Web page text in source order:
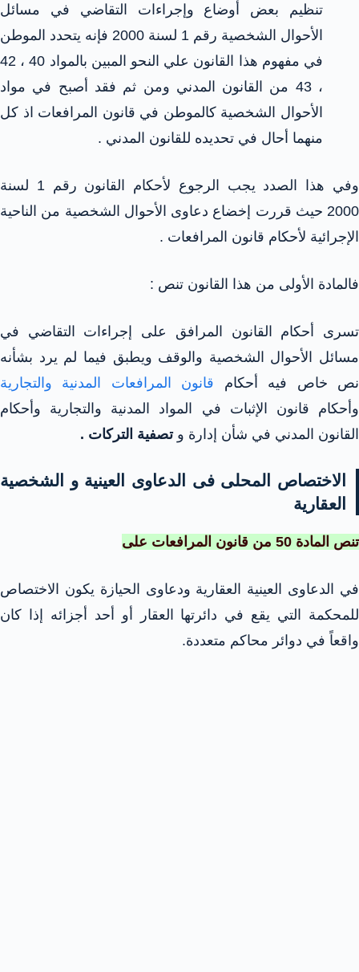
تنظيم بعض أوضاع وإجراءات التقاضي في مسائل
الأحوال الشخصية رقم 1 لسنة 2000 فإنه يتحدد الموطن
في مفهوم هذا القانون علي النحو المبين بالمواد 40 ، 42
، 43 من القانون المدني ومن ثم فقد أصبح في مواد
الأحوال الشخصية كالموطن في قانون المرافعات اذ كل
منهما أحال في تحديده للقانون المدني .
وفي هذا الصدد يجب الرجوع لأحكام القانون رقم 1 لسنة
2000 حيث قررت إخضاع دعاوى الأحوال الشخصية من الناحية
الإجرائية لأحكام قانون المرافعات .
فالمادة الأولى من هذا القانون تنص :
تسرى أحكام القانون المرافق على إجراءات التقاضي في
مسائل الأحوال الشخصية والوقف ويطبق فيما لم يرد بشأنه
نص خاص فيه أحكام قانون المرافعات المدنية والتجارية
وأحكام قانون الإثبات في المواد المدنية والتجارية وأحكام
القانون المدني في شأن إدارة وتصفية التركات .
الاختصاص المحلى فى الدعاوى العينية و الشخصية
العقارية
تنص المادة 50 من قانون المرافعات على
في الدعاوى العينية العقارية ودعاوى الحيازة يكون الاختصاص
للمحكمة التي يقع في دائرتها العقار أو أحد أجزائه إذا كان
واقعاً في دوائر محاكم متعددة.